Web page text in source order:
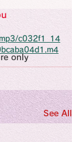
only
c032f1_14
See All